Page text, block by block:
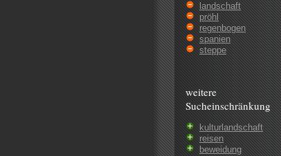
landschaft
pröhl
regenbogen
spanien
steppe
weitere
Sucheinschränkung
kulturlandschaft
reisen
beweidung